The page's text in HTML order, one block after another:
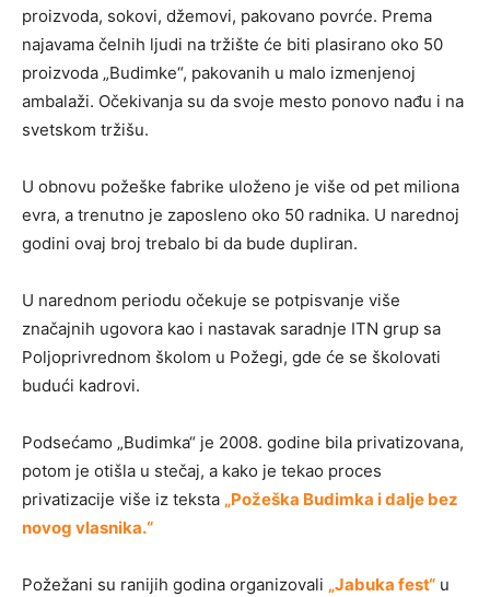
proizvoda, sokovi, džemovi, pakovano povrće. Prema
najavama čelnih ljudi na tržište će biti plasirano oko 50
proizvoda „Budimke“, pakovanih u malo izmenjenoj
ambalaži. Očekivanja su da svoje mesto ponovo nađu i na
svetskom tržišu.
U obnovu požeške fabrike uloženo je više od pet miliona
evra, a trenutno je zaposleno oko 50 radnika. U narednoj
godini ovaj broj trebalo bi da bude dupliran.
U narednom periodu očekuje se potpisvanje više
značajnih ugovora kao i nastavak saradnje ITN grup sa
Poljoprivrednom školom u Požegi, gde će se školovati
budući kadrovi.
Podsećamo „Budimka“ je 2008. godine bila privatizovana,
potom je otišla u stečaj, a kako je tekao proces
privatizacije više iz teksta „Požeška Budimka i dalje bez
novog vlasnika.“
Požežani su ranijih godina organizovali „Jabuka fest“ u